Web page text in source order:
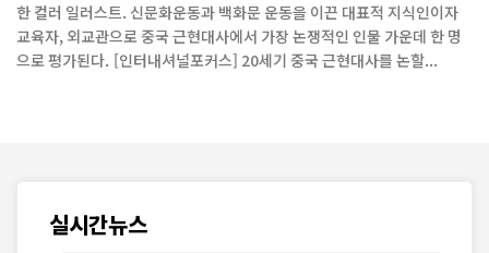
한 컬러 일러스트. 신문화운동과 백화문 운동을 이끈 대표적 지식인이자
교육자, 외교관으로 중국 근현대사에서 가장 논쟁적인 인물 가운데 한 명
으로 평가된다. [인터내셔널포커스] 20세기 중국 근현대사를 논할...
실시간뉴스